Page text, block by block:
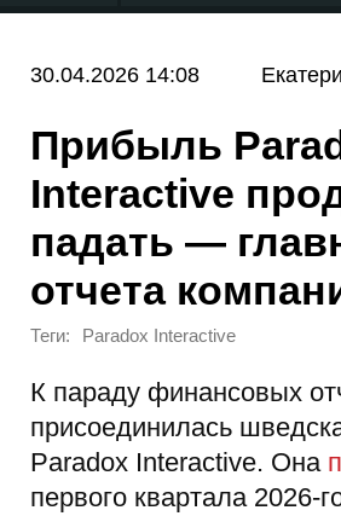
30.04.2026 14:08
Прибыль
Interactive
падать —
отчета
Теги: Paradox Interactive
К параду финансовых
присоединилась
Paradox Interactive. Она
первого квартала 2026-